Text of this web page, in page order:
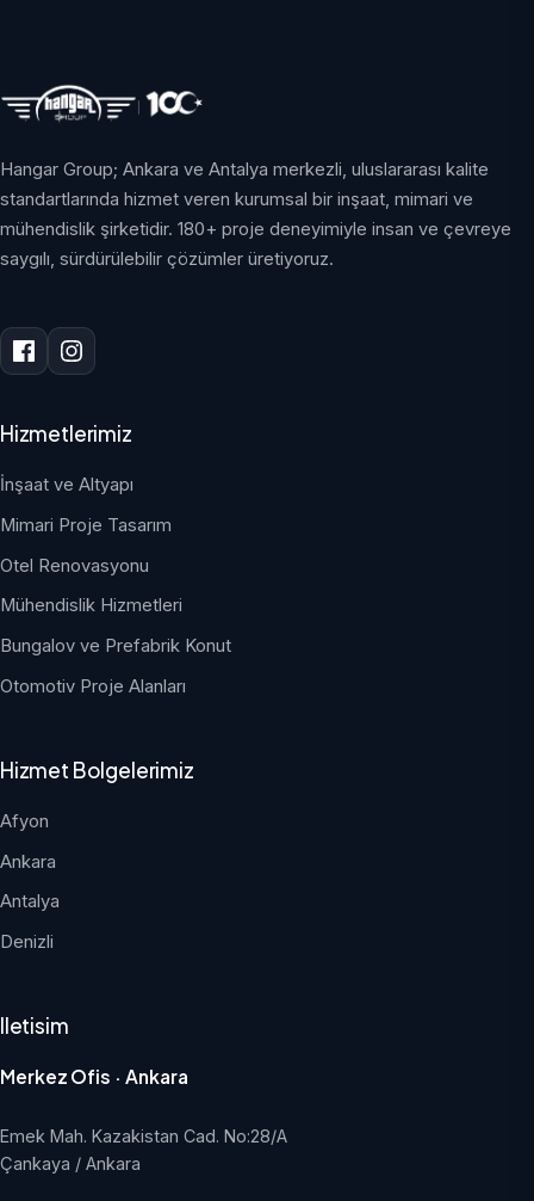
Hangar Group; Ankara ve Antalya merkezli, uluslararası kalite
standartlarında hizmet veren kurumsal bir inşaat, mimari ve
mühendislik şirketidir. 180+ proje deneyimiyle insan ve çevreye
saygılı, sürdürülebilir çözümler üretiyoruz.
Hizmetlerimiz
İnşaat ve Altyapı
Mimari Proje Tasarım
Otel Renovasyonu
Mühendislik Hizmetleri
Bungalov ve Prefabrik Konut
Otomotiv Proje Alanları
Hizmet Bolgelerimiz
Afyon
Ankara
Antalya
Denizli
Iletisim
Merkez Ofis · Ankara
Emek Mah. Kazakistan Cad. No:28/A
Çankaya / Ankara